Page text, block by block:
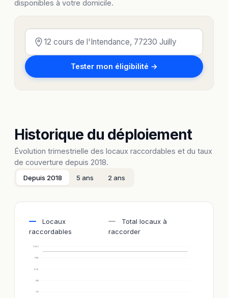
disponibles à votre domicile.
Tester mon éligibilité →
Historique du déploiement
Évolution trimestrielle des locaux raccordables et du taux
de couverture depuis 2018.
Depuis 2018 5 ans 2 ans
Locaux
raccordables
Total locaux à
raccorder
212
424
636
848
1 060